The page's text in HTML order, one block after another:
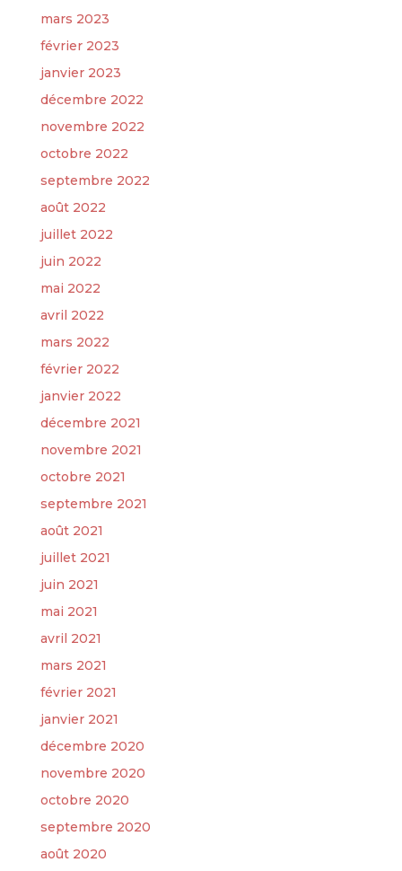
mars 2023
février 2023
janvier 2023
décembre 2022
novembre 2022
octobre 2022
septembre 2022
août 2022
juillet 2022
juin 2022
mai 2022
avril 2022
mars 2022
février 2022
janvier 2022
décembre 2021
novembre 2021
octobre 2021
septembre 2021
août 2021
juillet 2021
juin 2021
mai 2021
avril 2021
mars 2021
février 2021
janvier 2021
décembre 2020
novembre 2020
octobre 2020
septembre 2020
août 2020